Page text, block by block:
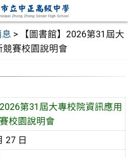
>
【圖書館】2026第31屆大
賽校園說明會
2026第31屆大專校院資訊應用
校園說明會
27 日